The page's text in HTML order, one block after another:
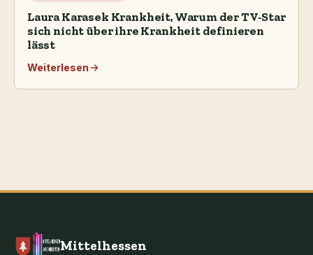
Laura Karasek Krankheit, Warum der TV-Star
sich nicht über ihre Krankheit definieren
lässt
Weiterlesen
Mittelhessen